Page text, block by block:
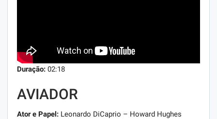
Duração: 02:18
AVIADOR
Ator e Papel: Leonardo DiCaprio – Howard Hughes